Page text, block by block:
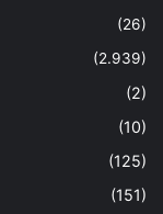
(26)
(2.939)
(2)
(10)
(125)
(151)